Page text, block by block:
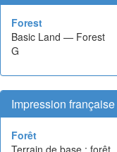
Forest
Basic Land — Forest
G
Impression française
Forêt
Terrain de base : forêt